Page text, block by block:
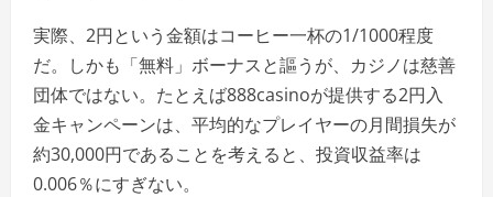
実際、2円という金額はコーヒー一杯の1/1000程度
だ。しかも「無料」ボーナスと謳うが、カジノは慈善
団体ではない。たとえば888casinoが提供する2円入
金キャンペーンは、平均的なプレイヤーの月間損失が
約30,000円であることを考えると、投資収益率は
0.006％にすぎない。